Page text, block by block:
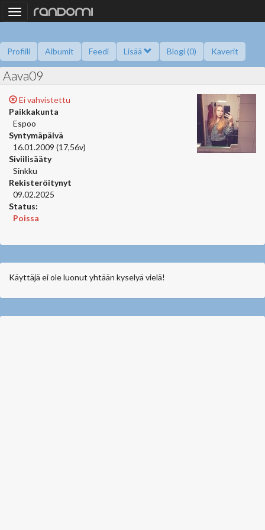
Toggle
navigation
Profiili Albumit Feedi Lisää Blogi (0) Kaverit
Kysy minulta
Aava09
Ei vahvistettu
Paikkakunta
Espoo
Syntymäpäivä
16.01.2009 (17,56v)
Siviilisääty
Sinkku
Rekisteröitynyt
09.02.2025
Status:
Poissa
Käyttäjä ei ole luonut yhtään kyselyä vielä!